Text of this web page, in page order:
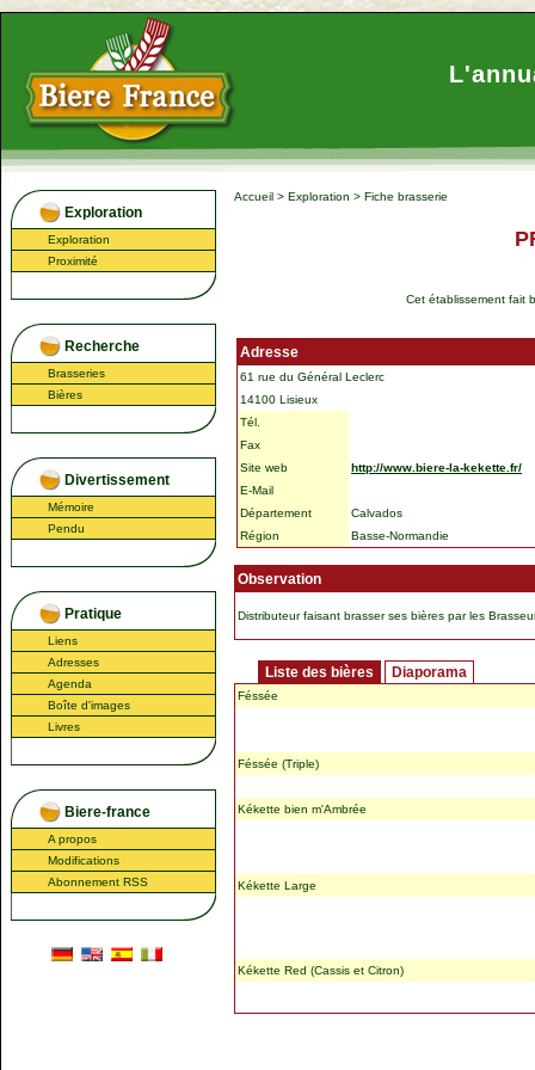
Exploration
Exploration
Proximité
Recherche
Brasseries
Bières
Divertissement
Mémoire
Pendu
Pratique
Liens
Adresses
Agenda
Boîte d'images
Livres
Biere-france
A propos
Modifications
Abonnement RSS
Accueil > Exploration > Fiche brasserie
Cet établissement fait
Adresse
61 rue du Général Leclerc
14100 Lisieux
Tél.
Fax
Site web
http://www.biere-la-kekette.fr/
E-Mail
Département
Calvados
Région
Basse-Normandie
Observation
Distributeur faisant brasser ses bières par les
Liste des bières Diaporama
Féssée
Féssée (Triple)
Kékette bien m'Ambrée
Kékette Large
Kékette Red (Cassis et Citron)